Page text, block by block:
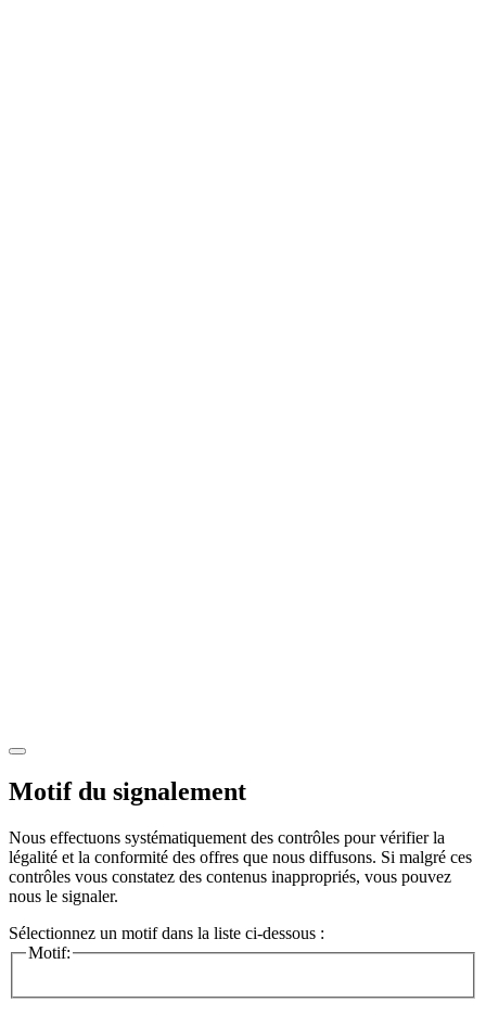
Motif du signalement
Nous effectuons systématiquement des contrôles pour vérifier la
légalité et la conformité des offres que nous diffusons. Si malgré ces
contrôles vous constatez des contenus inappropriés, vous pouvez
nous le signaler.
Sélectionnez un motif dans la liste ci-dessous :
Motif: